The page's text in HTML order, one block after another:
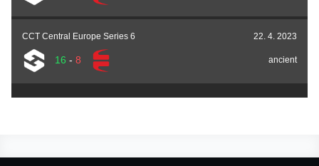
CCT Central Europe Series 6 22. 4. 2023
16 - 8 ancient